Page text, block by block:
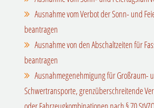
Ausnahme vom Verbot der Sonn- und
beantragen
Ausnahme von den Abschaltzeiten für
beantragen
Ausnahmegenehmigung für Großraum-
Schwertransporte, grenzüberschreitende